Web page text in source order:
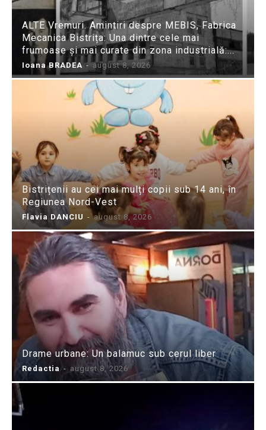
ALTE Vremuri. Amintiri despre MEBIS, Fabrica
Mecanica Bistrița: Una dintre cele mai
frumoase și mai curate din zona industrială:...
Ioana BRADEA - august 8, 2026
Bistrițenii au cei mai mulți copii sub 14 ani, în
Regiunea Nord-Vest
Flavia DANCIU - august 8, 2026
Drame urbane: Un balamuc sub cerul liber
Redactia - august 8, 2026